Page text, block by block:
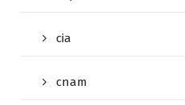
cia
cnam